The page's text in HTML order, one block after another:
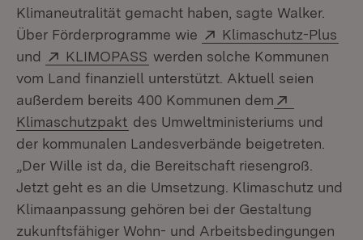
Klimaneutralität gemacht haben, sagte Walker.
Über Förderprogramme wie
Extern:
Klimaschutz-Plus
und
Extern:
KLIMOPASS (Öffnet in neuem Fenster)
werden solche Kommunen
vom Land finanziell unterstützt. Aktuell seien
außerdem bereits 400 Kommunen dem
Klimaschutzpakt (Öffnet in neuem Fenster)
des Umweltministeriums und
der kommunalen Landesverbände beigetreten.
„Der Wille ist da, die Bereitschaft riesengroß.
Jetzt geht es an die Umsetzung. Klimaschutz und
Klimaanpassung gehören bei der Gestaltung
zukunftsfähiger Wohn- und Arbeitsbedingungen